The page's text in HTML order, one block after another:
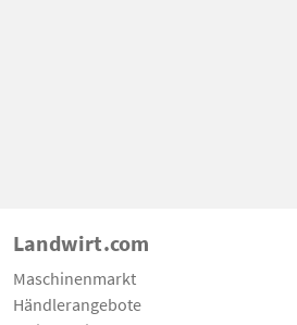
Landwirt.com
Maschinenmarkt
Händlerangebote